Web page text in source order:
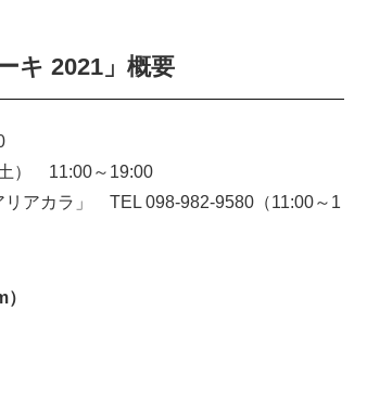
キ 2021」概要
） 11:00～19:00
リアカラ」 TEL 098-982-9580（11:00～1